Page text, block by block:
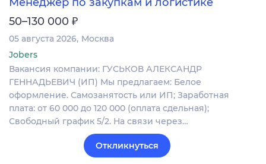
50–130 000 ₽
05 августа 2026 Москва
Jobers
Вакансия компании: ГУСЬКОВ АЛЕКСАНДР
ГЕННАДЬЕВИЧ (ИП) Мы предлагаем: Белое
оформление. Самозанятость или ИП; Заработная
плата: от 60 000 до 120 000 (оплата сдельная);
Свободный график 5/2. На связи через…
Откликнуться